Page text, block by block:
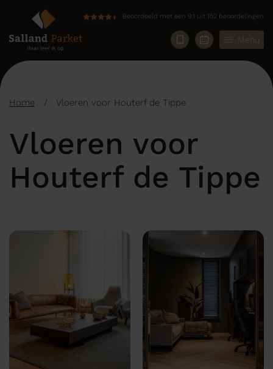
Beoordeeld met een 9.1 uit 152 beoordelingen
Menu
Home / Vloeren voor Houterf de Tippe
Vloeren voor
Houterf de Tippe